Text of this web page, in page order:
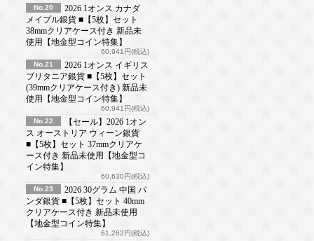
No.20
2026 1オンス カナダ
メイプル銀貨 ■【5枚】セット
38mmクリアケース付き 新品未
使用【地金型コイン特集】
60,941円(税込)
No.21
2026 1オンス イギリス
ブリタニア銀貨 ■【5枚】セット
(39mmクリアケース付き) 新品未
使用【地金型コイン特集】
60,941円(税込)
No.22
【セール】2026 1オン
ス オーストリア ウィーン銀貨
■【5枚】セット 37mmクリアケ
ース付き 新品未使用【地金型コ
イン特集】
60,630円(税込)
No.23
2026 30グラム 中国 パ
ンダ銀貨 ■【5枚】セット 40mm
クリアケース付き 新品未使用
【地金型コイン特集】
61,262円(税込)